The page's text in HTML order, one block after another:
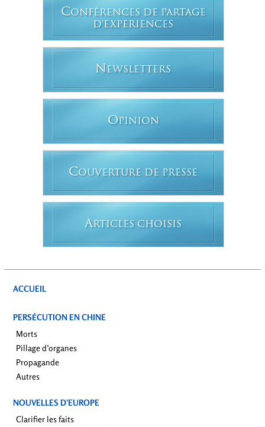
CONFÉRENCES DE PARTAGE
D'EXPERIENCES
N EWSLETTERS
OPINION
COUVERTURE DE PRESSE
ARTICLES CHOISIS
ACCUEIL
PERSÉCUTION EN CHINE
Morts
Pillage d’organes
Propagande
Autres
NOUVELLES D’EUROPE
Clarifier les faits